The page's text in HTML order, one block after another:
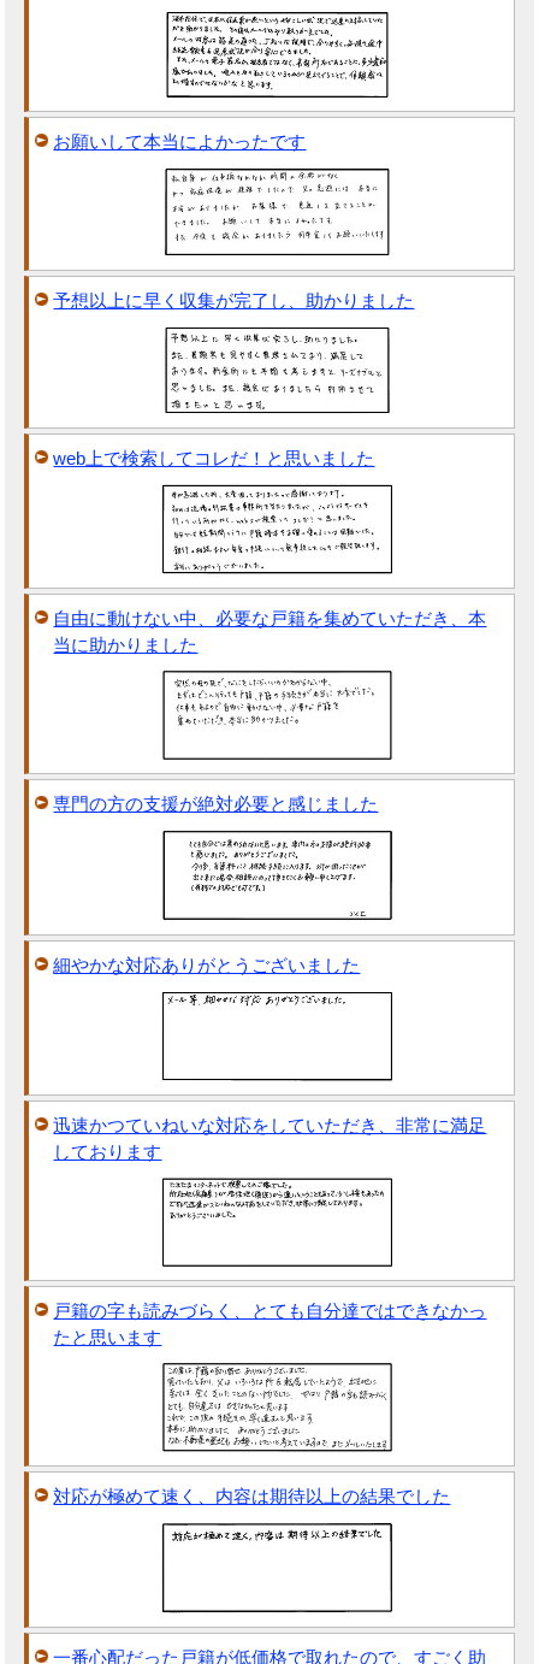
お願いして本当によかったです
予想以上に早く収集が完了し、助かりました
web上で検索してコレだ！と思いました
自由に動けない中、必要な戸籍を集めていただき、本
当に助かりました
専門の方の支援が絶対必要と感じました
細やかな対応ありがとうございました
迅速かつていねいな対応をしていただき、非常に満足
しております
戸籍の字も読みづらく、とても自分達ではできなかっ
たと思います
対応が極めて速く、内容は期待以上の結果でした
一番心配だった戸籍が低価格で取れたので、すごく助